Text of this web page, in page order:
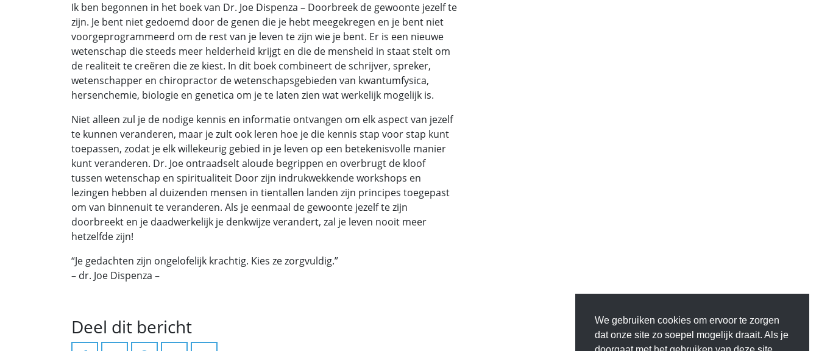
Ik ben begonnen in het boek van Dr. Joe Dispenza – Doorbreek de gewoonte jezelf te
zijn. Je bent niet gedoemd door de genen die je hebt meegekregen en je bent niet
voorgeprogrammeerd om de rest van je leven te zijn wie je bent. Er is een nieuwe
wetenschap die steeds meer helderheid krijgt en die de mensheid in staat stelt om
de realiteit te creëren die ze kiest. In dit boek combineert de schrijver, spreker,
wetenschapper en chiropractor de wetenschapsgebieden van kwantumfysica,
hersenchemie, biologie en genetica om je te laten zien wat werkelijk mogelijk is.
Niet alleen zul je de nodige kennis en informatie ontvangen om elk aspect van jezelf
te kunnen veranderen, maar je zult ook leren hoe je die kennis stap voor stap kunt
toepassen, zodat je elk willekeurig gebied in je leven op een betekenisvolle manier
kunt veranderen. Dr. Joe ontraadselt aloude begrippen en overbrugt de kloof
tussen wetenschap en spiritualiteit Door zijn indrukwekkende workshops en
lezingen hebben al duizenden mensen in tientallen landen zijn principes toegepast
om van binnenuit te veranderen. Als je eenmaal de gewoonte jezelf te zijn
doorbreekt en je daadwerkelijk je denkwijze verandert, zal je leven nooit meer
hetzelfde zijn!
“Je gedachten zijn ongelofelijk krachtig. Kies ze zorgvuldig.”
– dr. Joe Dispenza –
Deel dit bericht
We gebruiken cookies om ervoor te zorgen
dat onze site zo soepel mogelijk draait. Als je